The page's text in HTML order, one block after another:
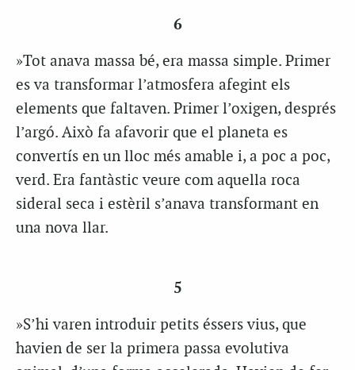
6
»Tot anava massa bé, era massa simple. Primer
es va transformar l’atmosfera afegint els
elements que faltaven. Primer l’oxigen, després
l’argó. Això fa afavorir que el planeta es
convertís en un lloc més amable i, a poc a poc,
verd. Era fantàstic veure com aquella roca
sideral seca i estèril s’anava transformant en
una nova llar.
5
»S’hi varen introduir petits éssers vius, que
havien de ser la primera passa evolutiva